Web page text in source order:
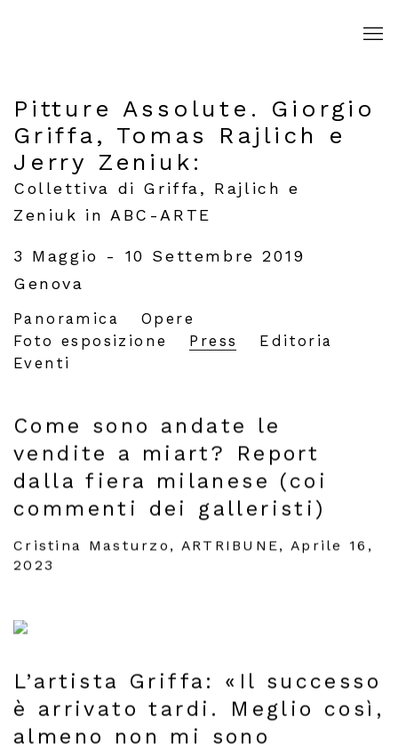
Pitture Assolute. Giorgio
Griffa, Tomas Rajlich e
Jerry Zeniuk :
Collettiva di Griffa, Rajlich e
Zeniuk in ABC-ARTE
3 Maggio - 10 Settembre 2019
Genova
Panoramica
Opere
Foto esposizione
Press
Editoria
Eventi
Come sono andate le
vendite a miart? Report
dalla fiera milanese (coi
commenti dei galleristi)
Cristina Masturzo, ARTRIBUNE, Aprile 16,
2023
L’artista Griffa: «Il successo
è arrivato tardi. Meglio così,
almeno non mi sono